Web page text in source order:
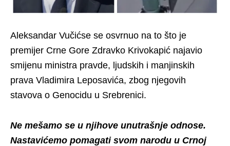
Aleksandar Vučićse se osvrnuo na to što je
premijer Crne Gore Zdravko Krivokapić najavio
smijenu ministra pravde, ljudskih i manjinskih
prava Vladimira Leposavića, zbog njegovih
stavova o Genocidu u Srebrenici.
Ne mešamo se u njihove unutrašnje odnose.
Nastavićemo pomagati svom narodu u Crnoj